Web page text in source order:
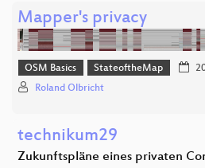
Mapper's privacy
OSM Basics StateoftheMap
Roland Olbricht
technikum29
Zukunftspläne eines privaten